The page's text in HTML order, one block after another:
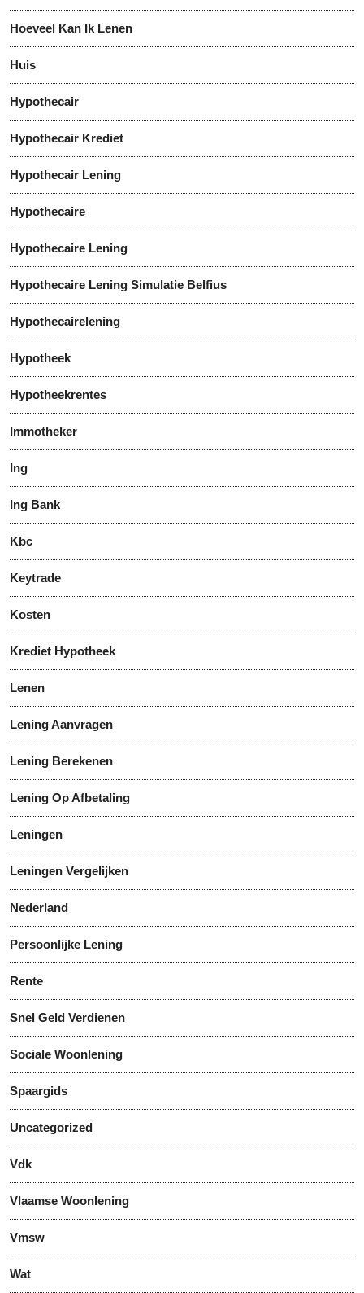
Hoeveel Kan Ik Lenen
Huis
Hypothecair
Hypothecair Krediet
Hypothecair Lening
Hypothecaire
Hypothecaire Lening
Hypothecaire Lening Simulatie Belfius
Hypothecairelening
Hypotheek
Hypotheekrentes
Immotheker
Ing
Ing Bank
Kbc
Keytrade
Kosten
Krediet Hypotheek
Lenen
Lening Aanvragen
Lening Berekenen
Lening Op Afbetaling
Leningen
Leningen Vergelijken
Nederland
Persoonlijke Lening
Rente
Snel Geld Verdienen
Sociale Woonlening
Spaargids
Uncategorized
Vdk
Vlaamse Woonlening
Vmsw
Wat